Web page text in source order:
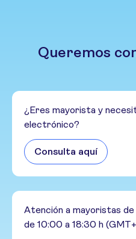
Queremos
¿Eres mayorista y
electrónico?
Consulta aquí
Atención a mayoristas de
de 10:00 a 18:30 h